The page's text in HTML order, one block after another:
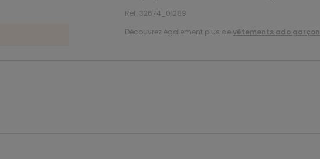
Ref. 32674_01289
Découvrez également plus devêtements ado garçon